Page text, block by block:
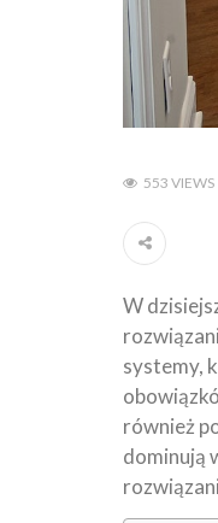
553 VIEWS
W
systemy,
również
dominują